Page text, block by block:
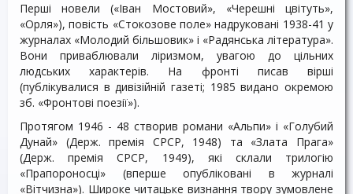
Перші новели («Іван Мостовий», «Черешні цвітуть»,
«Орля»), повість «Стокозове поле» надруковані 1938-41 у
журналах «Молодий більшовик» і «Радянська література».
Вони приваблювали ліризмом, увагою до цільних
людських характерів. На фронті писав вірші
(публікувалися в дивізійній газеті; 1985 видано окремою
зб. «Фронтові поезії»).
Протягом 1946 - 48 створив романи «Альпи» і «Голубий
Дунай» (Держ. премія СРСР, 1948) та «Злата Прага»
(Держ. премія СРСР, 1949), які склали трилогію
«Прапороносці» (вперше опубліковані в журналі
«Вітчизна»). Широке читацьке визнання твору зумовлене